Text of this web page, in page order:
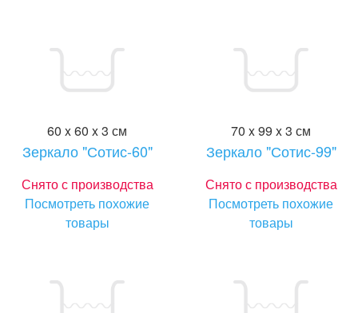
60 x 60 x 3 см
Зеркало "Сотис-60"
Снято с производства
Посмотреть похожие
товары
70 x 99 x 3 см
Зеркало "Сотис-99"
Снято с производства
Посмотреть похожие
товары